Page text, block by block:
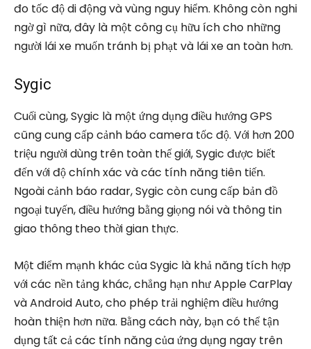
đo tốc độ di động và vùng nguy hiểm. Không còn nghi
ngờ gì nữa, đây là một công cụ hữu ích cho những
người lái xe muốn tránh bị phạt và lái xe an toàn hơn.
Sygic
Cuối cùng, Sygic là một ứng dụng điều hướng GPS
cũng cung cấp cảnh báo camera tốc độ. Với hơn 200
triệu người dùng trên toàn thế giới, Sygic được biết
đến với độ chính xác và các tính năng tiên tiến.
Ngoài cảnh báo radar, Sygic còn cung cấp bản đồ
ngoại tuyến, điều hướng bằng giọng nói và thông tin
giao thông theo thời gian thực.
Một điểm mạnh khác của Sygic là khả năng tích hợp
với các nền tảng khác, chẳng hạn như Apple CarPlay
và Android Auto, cho phép trải nghiệm điều hướng
hoàn thiện hơn nữa. Bằng cách này, bạn có thể tận
dụng tất cả các tính năng của ứng dụng ngay trên